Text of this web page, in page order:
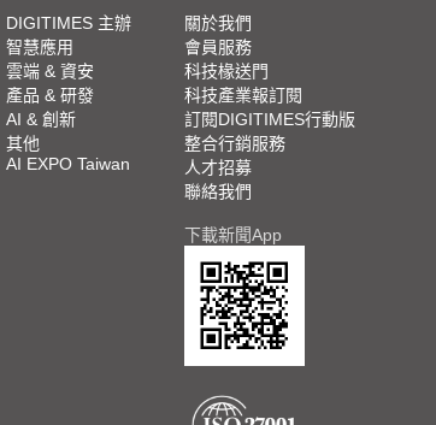
DIGITIMES 主辦
智慧應用
雲端 & 資安
產品 & 研發
AI & 創新
其他
AI EXPO Taiwan
關於我們
會員服務
科技椽送門
科技產業報訂閱
訂閱DIGITIMES行動版
整合行銷服務
人才招募
聯絡我們
下載新聞App